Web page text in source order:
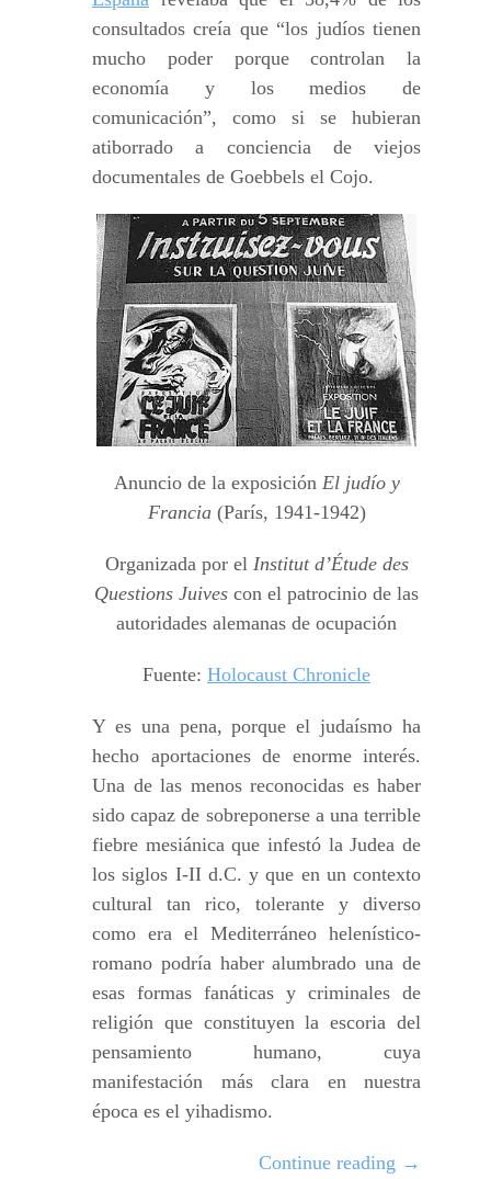
consultados creía que “los judíos tienen
mucho poder porque controlan la
economía y los medios de
comunicación”, como si se hubieran
atiborrado a conciencia de viejos
documentales de Goebbels el Cojo.
Anuncio de la exposición El judío y
Francia (París, 1941-1942)
Organizada por el Institut d’Étude des
Questions Juives con el patrocinio de las
autoridades alemanas de ocupación
Fuente: Holocaust Chronicle
Y es una pena, porque el judaísmo ha
hecho aportaciones de enorme interés.
Una de las menos reconocidas es haber
sido capaz de sobreponerse a una terrible
fiebre mesiánica que infestó la Judea de
los siglos I-II d.C. y que en un contexto
cultural tan rico, tolerante y diverso
como era el Mediterráneo helenístico-
romano podría haber alumbrado una de
esas formas fanáticas y criminales de
religión que constituyen la escoria del
pensamiento humano, cuya
manifestación más clara en nuestra
época es el yihadismo.
Continue reading →